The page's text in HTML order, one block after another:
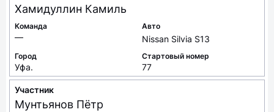
Хамидуллин Камиль
Команда
—
Авто
Nissan Silvia S13
Город
Уфа.
Стартовый номер
77
Участник
Мунтьянов Пётр